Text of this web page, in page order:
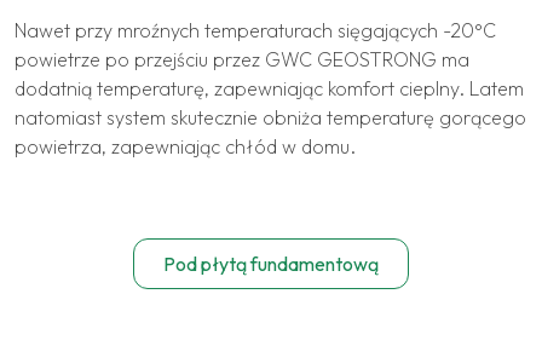
Nawet przy mroźnych temperaturach sięgających -20°C
powietrze po przejściu przez GWC GEOSTRONG ma
dodatnią temperaturę, zapewniając komfort cieplny. Latem
natomiast system skutecznie obniża temperaturę gorącego
powietrza, zapewniając chłód w domu.
Pod płytą fundamentową